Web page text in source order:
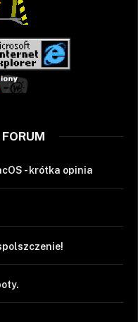
- krótka opinia